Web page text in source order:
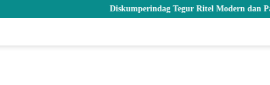
Diskumperindag Tegur Ritel Modern dan Pastikan